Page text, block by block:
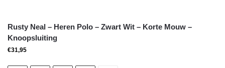
Rusty Neal – Heren Polo – Zwart Wit – Korte Mouw –
Knoopsluiting
€31,95